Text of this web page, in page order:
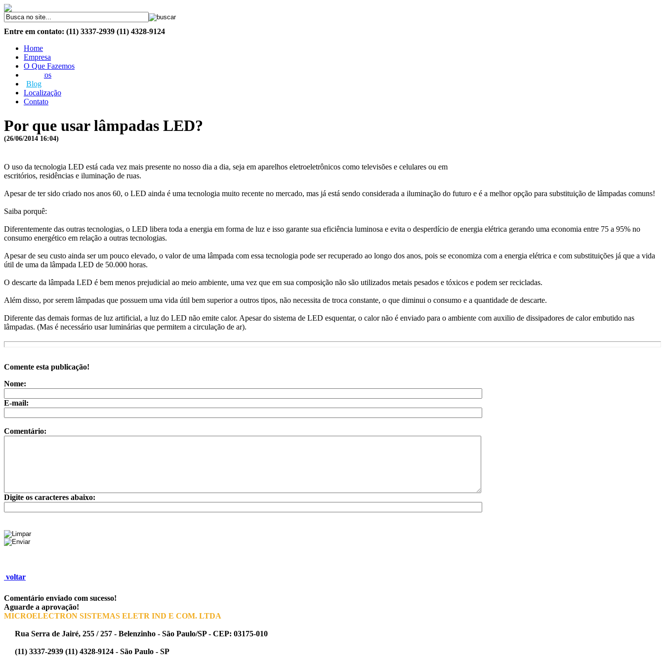
Entre em contato: (11) 3337-2939 (11) 4328-9124
Home
Empresa
O Que Fazemos
Produtos
Blog
Localização
Contato
Por que usar lâmpadas LED?
(26/06/2014 16:04)
O uso da tecnologia LED está cada vez mais presente no nosso dia a dia, seja em aparelhos eletroeletrônicos como televisões e celulares ou em
escritórios, residências e iluminação de ruas.
Apesar de ter sido criado nos anos 60, o LED ainda é uma tecnologia muito recente no mercado, mas já está sendo considerada a iluminação do futuro e é a melhor opção para substituição de lâmpadas comuns!
Saiba porquê:
Diferentemente das outras tecnologias, o LED libera toda a energia em forma de luz e isso garante sua eficiência luminosa e evita o desperdício de energia elétrica gerando uma economia entre 75 a 95% no
consumo energético em relação a outras tecnologias.
Apesar de seu custo ainda ser um pouco elevado, o valor de uma lâmpada com essa tecnologia pode ser recuperado ao longo dos anos, pois se economiza com a energia elétrica e com substituições já que a vida
útil de uma da lâmpada LED de 50.000 horas.
O descarte da lâmpada LED é bem menos prejudicial ao meio ambiente, uma vez que em sua composição não são utilizados metais pesados e tóxicos e podem ser recicladas.
Além disso, por serem lâmpadas que possuem uma vida útil bem superior a outros tipos, não necessita de troca constante, o que diminui o consumo e a quantidade de descarte.
Diferente das demais formas de luz artificial, a luz do LED não emite calor. Apesar do sistema de LED esquentar, o calor não é enviado para o ambiente com auxilio de dissipadores de calor embutido nas
lâmpadas. (Mas é necessário usar luminárias que permitem a circulação de ar).
Comente esta publicação!
Nome:
E-mail:
Comentário:
Digite os caracteres abaixo:
voltar
Comentário enviado com sucesso!
Aguarde a aprovação!
MICROELECTRON SISTEMAS ELETR IND E COM. LTDA
Rua Serra de Jairé, 255 / 257 - Belenzinho - São Paulo/SP - CEP: 03175-010
(11) 3337-2939 (11) 4328-9124 - São Paulo - SP